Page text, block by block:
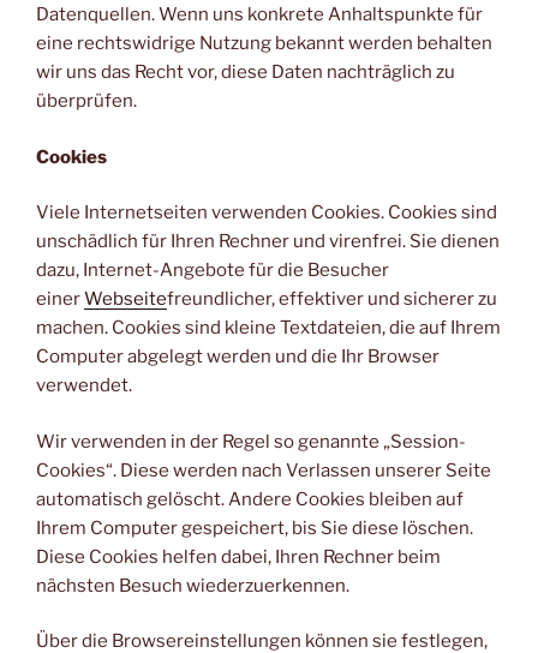
Datenquellen. Wenn uns konkrete Anhaltspunkte für
eine rechtswidrige Nutzung bekannt werden behalten
wir uns das Recht vor, diese Daten nachträglich zu
überprüfen.
Cookies
Viele Internetseiten verwenden Cookies. Cookies sind
unschädlich für Ihren Rechner und virenfrei. Sie dienen
dazu, Internet-Angebote für die Besucher
einerWebseitefreundlicher, effektiver und sicherer zu
machen. Cookies sind kleine Textdateien, die auf Ihrem
Computer abgelegt werden und die Ihr Browser
verwendet.
Wir verwenden in der Regel so genannte „Session-
Cookies“. Diese werden nach Verlassen unserer Seite
automatisch gelöscht. Andere Cookies bleiben auf
Ihrem Computer gespeichert, bis Sie diese löschen.
Diese Cookies helfen dabei, Ihren Rechner beim
nächsten Besuch wiederzuerkennen.
Über die Browsereinstellungen können sie festlegen,